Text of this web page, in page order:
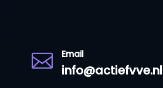
 Email
info@actiefvve.nl